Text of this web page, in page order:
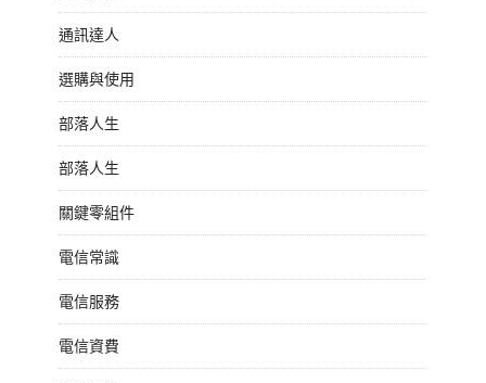
通訊達人
選購與使用
部落人生
部落人生
關鍵零組件
電信常識
電信服務
電信資費